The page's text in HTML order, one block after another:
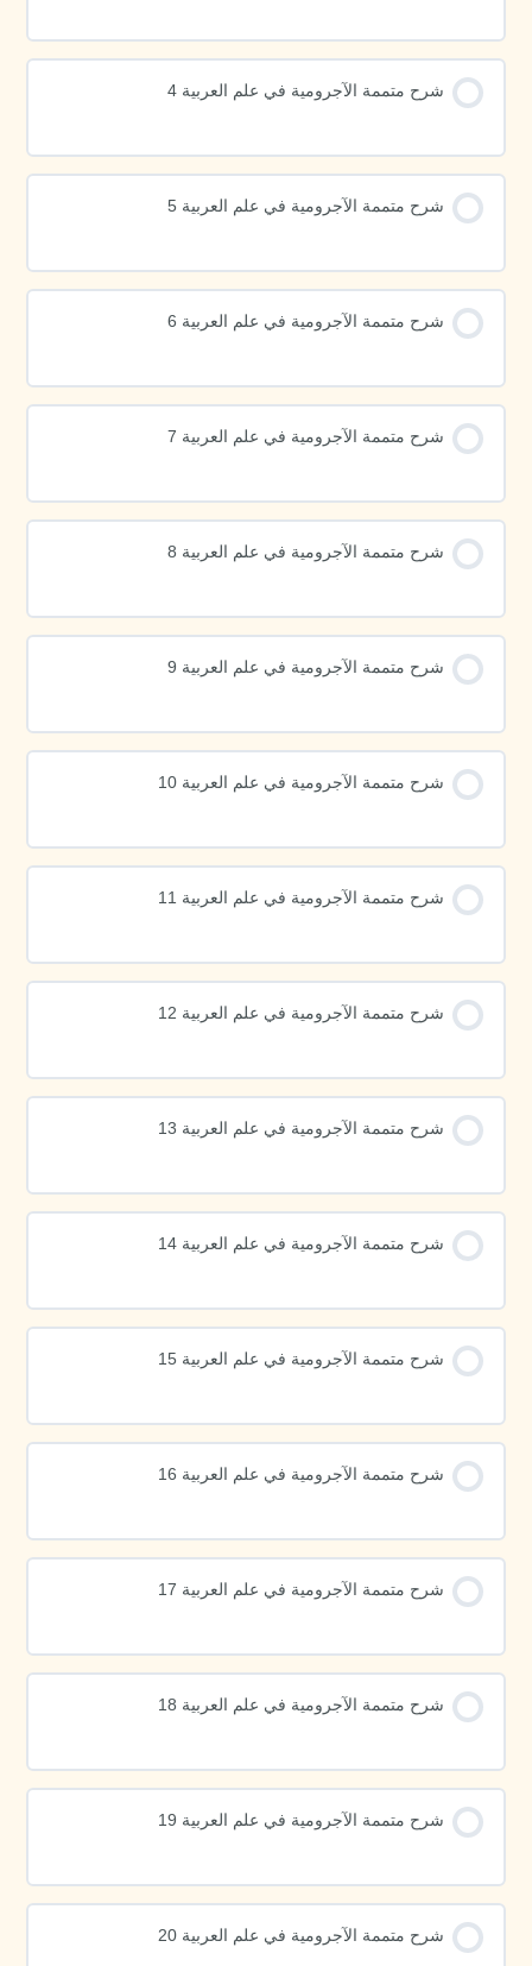
شرح متممة الآجرومية في علم العربية 4
شرح متممة الآجرومية في علم العربية 5
شرح متممة الآجرومية في علم العربية 6
شرح متممة الآجرومية في علم العربية 7
شرح متممة الآجرومية في علم العربية 8
شرح متممة الآجرومية في علم العربية 9
شرح متممة الآجرومية في علم العربية 10
شرح متممة الآجرومية في علم العربية 11
شرح متممة الآجرومية في علم العربية 12
شرح متممة الآجرومية في علم العربية 13
شرح متممة الآجرومية في علم العربية 14
شرح متممة الآجرومية في علم العربية 15
شرح متممة الآجرومية في علم العربية 16
شرح متممة الآجرومية في علم العربية 17
شرح متممة الآجرومية في علم العربية 18
شرح متممة الآجرومية في علم العربية 19
شرح متممة الآجرومية في علم العربية 20